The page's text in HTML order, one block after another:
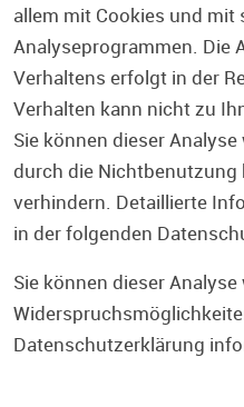
allem mit Cookies und mit
Analyseprogrammen. Die
Verhaltens erfolgt in der
Verhalten kann nicht zu
Sie können dieser
durch die Nichtbenutzung
verhindern. Detaillierte
in der folgenden
Sie können dieser
Datenschutzerklärung